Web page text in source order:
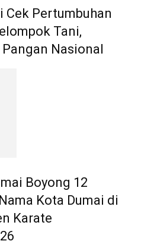
Cek Pertumbuhan
Tani,
Nasional
Boyong 12
Kota Dumai di
Karate